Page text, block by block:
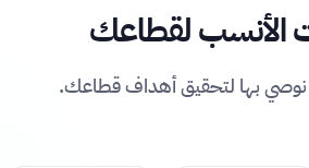
الأنسب لقطاعك
بها لتحقيق أهداف قطاعك.